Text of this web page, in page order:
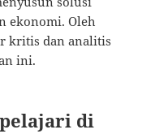
ekonomi. Oleh
kritis dan analitis
ini.
di